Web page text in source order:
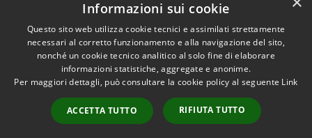
RSS
Accessibilità
Cookie
Mappa del sito
Area riservata del
Copyright © 2026 • Comune di
Taranto • Powered by
Municipium•Accesso
redazione
Informazioni sui cookie
Questo sito web utilizza cookie tecnici e assimilati strettamente
necessari al corretto funzionamento e alla navigazione del sito,
nonché un cookie tecnico analitico al solo fine di elaborare
informazioni statistiche, aggregate e anonime.
Per maggiori dettagli, può consultare la cookie policy al seguente Link
ACCETTA TUTTO RIFIUTA TUTTO